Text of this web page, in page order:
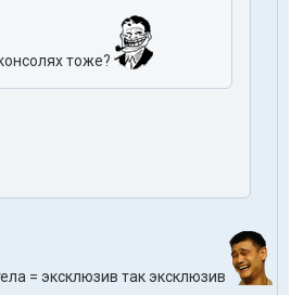
тоже?
= эксклюзив так эксклюзив